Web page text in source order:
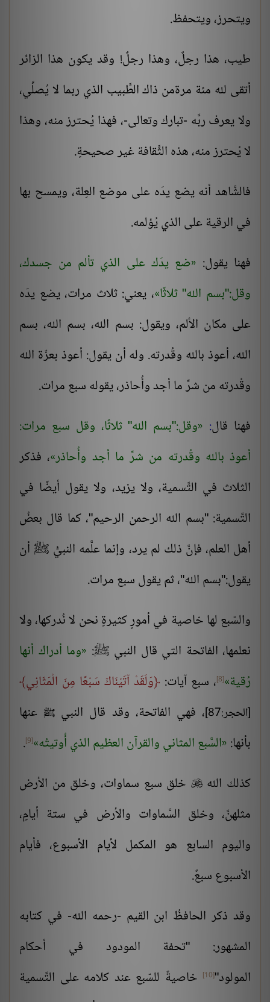
ويتحرز، ويتحفظ.
طيب، هذا رجلٌ، وهذا رجلٌ! وقد يكون هذا الزائر
أتقى لله مئة مرةمن ذاك الطَّبيب الذي ربما لا يُصلِّي،
ولا يعرف ربَّه -تبارك وتعالى-، فهذا يُحترز منه، وهذا
لا يُحترز منه، هذه الثَّقافة غير صحيحةٍ.
فالشَّاهد أنه يضع يدَه على موضع العِلة، ويمسح بها
في الرقية على الذي يُؤلمه.
فهنا يقول: ضع يدَك على الذي تألم من جسدك،
وقل:"بسم الله" ثلاثًا ، يعني: ثلاث مرات، يضع يدَه
على مكان الألم، ويقول: بسم الله، بسم الله، بسم
الله، أعوذ بالله وقُدرته. وله أن يقول: أعوذ بعزّة الله
وقُدرته من شرِّ ما أجد وأُحاذر، يقوله سبع مرات.
فهنا قال: وقل:"بسم الله" ثلاثًا، وقل سبع مرات:
أعوذ بالله وقُدرته من شرِّ ما أجد وأُحاذر ، فذكر
الثلاث في التَّسمية، ولا يزيد، ولا يقول أيضًا في
التَّسمية: "بسم الله الرحمن الرحيم"، كما قال بعضُ
أهل العلم، فإنَّ ذلك لم يرد، وإنما علَّمه النبيُّ ﷺ أن
يقول:"بسم الله"، ثم يقول سبع مرات.
والسّبع لها خاصية في أمورٍ كثيرةٍ نحن لا نُدركها، ولا
نعلمها، الفاتحة التي قال النبي ﷺ: وما أدراك أنها
رُقية [8] ، سبع آيات: وَلَقَدْ آتَيْنَاكَ سَبْعًا مِنَ الْمَثَانِي
[الحجر:87] ، فهي الفاتحة، وقد قال النبي ﷺ عنها
بأنها: السَّبع المثاني والقرآن العظيم الذي أُوتيتُه [9]
.
كذلك الله خلق سبع سماوات، وخلق من الأرض
مثلهنَّ، وخلق السَّماوات والأرض في ستة أيامٍ،
واليوم السابع هو المكمل لأيام الأسبوع، فأيام
الأسبوع سبعٌ.
وقد ذكر الحافظُ ابن القيم -رحمه الله- في كتابه
المشهور: "تحفة المودود في أحكام
المولود"[10]
خاصيةً للسّبع عند كلامه على التَّسمية